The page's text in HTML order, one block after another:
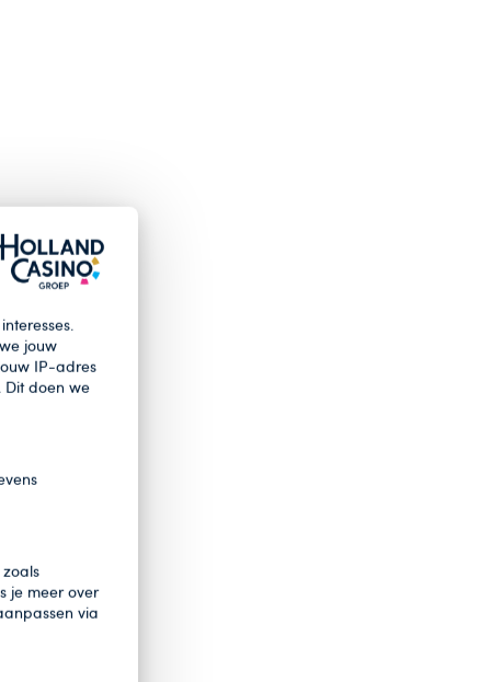
jouw
IP-adres
Dit doen we
je meer over
via